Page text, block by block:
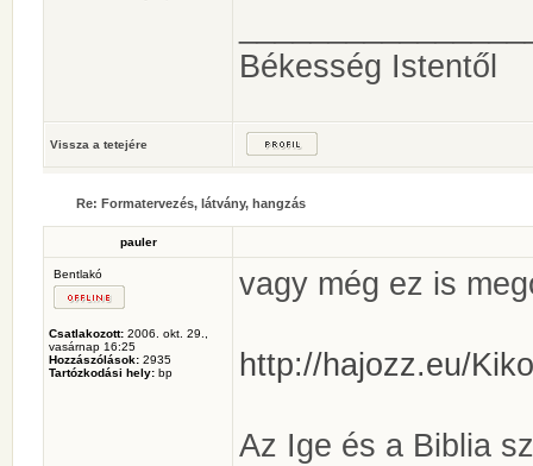
Békesség Istentől
Vissza a tetejére
Re: Formatervezés, látvány, hangzás
pauler
Bentlakó
Csatlakozott: 2006. okt. 29.,
vasárnap 16:25
Hozzászólások: 2935
Tartózkodási hely: bp
vagy még ez is
http://hajozz.eu/
Az Ige és a Biblia